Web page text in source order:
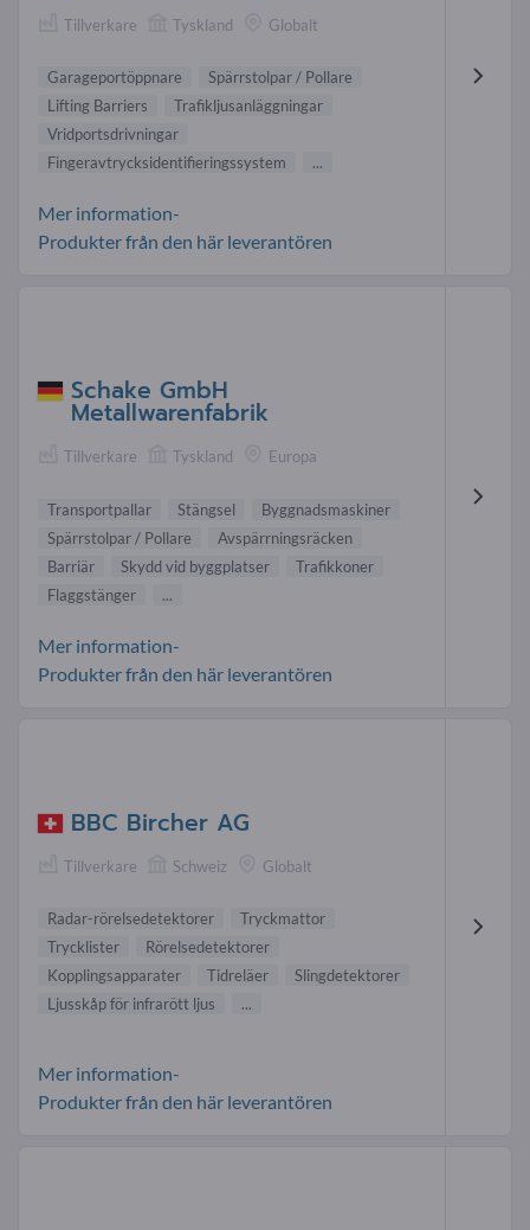
Tillverkare Tyskland Globalt
Garageportöppnare
Spärrstolpar / Pollare
Lifting Barriers
Trafikljusanläggningar
Vridportsdrivningar
Fingeravtrycksidentifieringssystem
...
Mer information-
Produkter från den här leverantören
Schake GmbH
Metallwarenfabrik
Tillverkare Tyskland Europa
Transportpallar Stängsel
Byggnadsmaskiner
Spärrstolpar / Pollare
Avspärrningsräcken
Barriär
Skydd vid byggplatser
Trafikkoner
Flaggstänger
...
Mer information-
Produkter från den här leverantören
BBC Bircher AG
Tillverkare Schweiz Globalt
Radar-rörelsedetektorer
Tryckmattor
Trycklister
Rörelsedetektorer
Kopplingsapparater
Tidreläer
Slingdetektorer
Ljusskåp för infrarött ljus
...
Mer information-
Produkter från den här leverantören